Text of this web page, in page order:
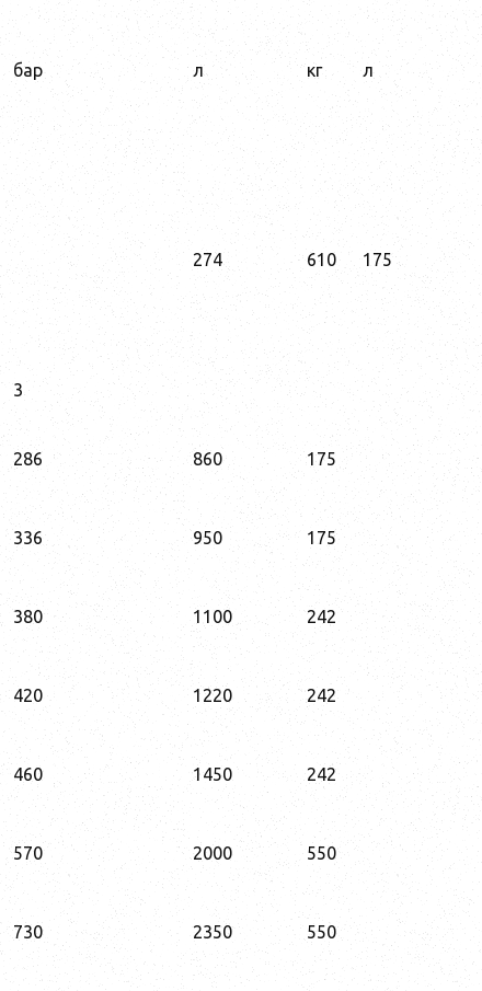
бар л кг л
3
274 610 175
286 860 175
336 950 175
380 1100 242
420 1220 242
460 1450 242
570 2000 550
730 2350 550